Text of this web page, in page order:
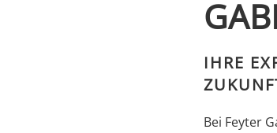
IHRE
Bei Feyter